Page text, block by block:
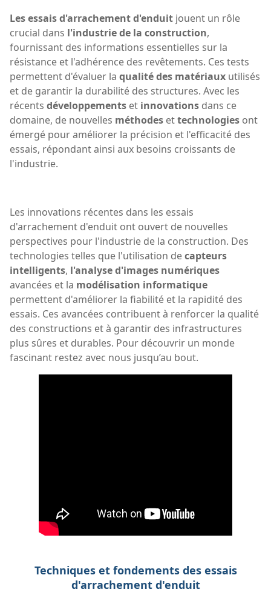
Les essais d'arrachement d'enduit jouent un rôle
crucial dans l'industrie de la construction,
fournissant des informations essentielles sur la
résistance et l'adhérence des revêtements. Ces tests
permettent d'évaluer la qualité des matériaux utilisés
et de garantir la durabilité des structures. Avec les
récents développements et innovations dans ce
domaine, de nouvelles méthodes ettechnologies ont
émergé pour améliorer la précision et l'efficacité des
essais, répondant ainsi aux besoins croissants de
l'industrie.
Les innovations récentes dans les essais
d'arrachement d'enduit ont ouvert de nouvelles
perspectives pour l'industrie de la construction. Des
technologies telles que l'utilisation decapteurs
intelligents, l'analyse d'images numériques
avancées et la modélisation informatique
permettent d'améliorer la fiabilité et la rapidité des
essais. Ces avancées contribuent à renforcer la qualité
des constructions et à garantir des infrastructures
plus sûres et durables. Pour découvrir un monde
fascinant restez avec nous jusqu’au bout.
Techniques et fondements des essais
d'arrachement d'enduit